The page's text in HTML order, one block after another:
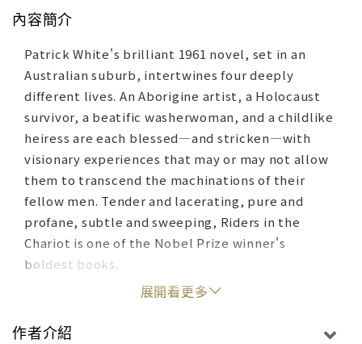
內容簡介
Patrick White's brilliant 1961 novel, set in an
Australian suburb, intertwines four deeply
different lives. An Aborigine artist, a Holocaust
survivor, a beatific washerwoman, and a childlike
heiress are each blessed—and stricken—with
visionary experiences that may or may not allow
them to transcend the machinations of their
fellow men. Tender and lacerating, pure and
profane, subtle and sweeping, Riders in the
Chariot is one of the Nobel Prize winner's
boldest books.
展開看更多
作者介紹